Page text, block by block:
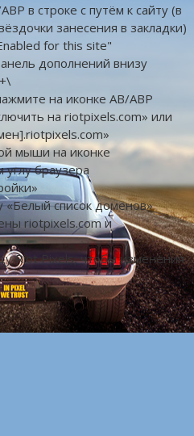
в строке с путём к сайту (в
занесения в закладки)
for this site"
дополнений внизу
на иконке AB/ABP
на riotpixels.com» или
мыши на иконке
браузера
«Белый список доменов»
riotpixels.com и
Riot Pixels, чтобы изменения